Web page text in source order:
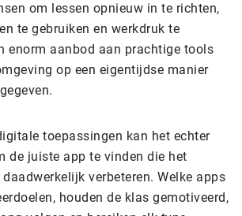
om lessen opnieuw in te richten,
te gebruiken en werkdruk te
enorm aanbod aan prachtige tools
op een eigentijdse manier
toepassingen kan het echter
de juiste app te vinden die het
verbeteren. Welke apps
houden de klas gemotiveerd,